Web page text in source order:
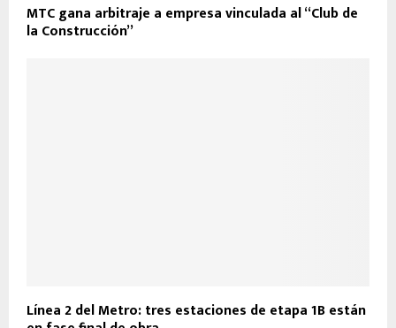
MTC gana arbitraje a empresa vinculada al “Club de
la Construcción”
Línea 2 del Metro: tres estaciones de etapa 1B están